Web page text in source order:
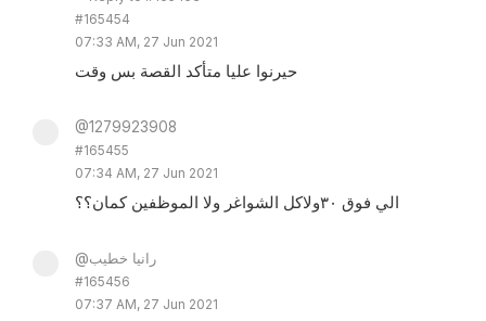
#165454
07:33 AM, 27 Jun 2021
حيرنوا عليا متأكد القصة بس وقت
@1279923908
#165455
07:34 AM, 27 Jun 2021
الي فوق ٣٠ولاكل الشواغر ولا الموظفين كمان؟؟
@رانيا خطيب
#165456
07:37 AM, 27 Jun 2021